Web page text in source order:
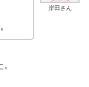
岸田さん